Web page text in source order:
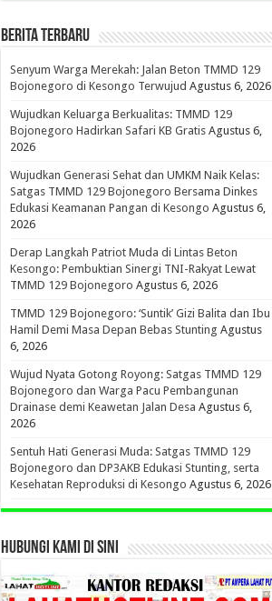
BERITA TERBARU
Senyum Warga Merekah: Jalan Beton TMMD 129
Bojonegoro di Kesongo Terwujud Agustus 6, 2026
Wujudkan Keluarga Berkualitas: TMMD 129
Bojonegoro Hadirkan Safari KB Gratis Agustus 6,
2026
Wujudkan Generasi Sehat dan UMKM Naik Kelas:
Satgas TMMD 129 Bojonegoro Bersama Dinkes
Edukasi Keamanan Pangan di Kesongo Agustus 6,
2026
Derap Langkah Patriot Muda di Lintas Beton
Kesongo: Pembuktian Sinergi TNI-Rakyat Lewat
TMMD 129 Bojonegoro Agustus 6, 2026
TMMD 129 Bojonegoro: ‘Suntik’ Gizi Balita dan Ibu
Hamil Demi Masa Depan Bebas Stunting Agustus
6, 2026
Wujud Nyata Gotong Royong: Satgas TMMD 129
Bojonegoro dan Warga Pacu Pembangunan
Drainase demi Keawetan Jalan Desa Agustus 6,
2026
Sentuh Hati Generasi Muda: Satgas TMMD 129
Bojonegoro dan DP3AKB Edukasi Stunting, serta
Kesehatan Reproduksi di Kesongo Agustus 6, 2026
HUBUNGI KAMI DI SINI